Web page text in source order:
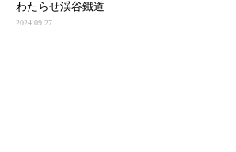
わたらせ渓谷鐵道
2024.09.27